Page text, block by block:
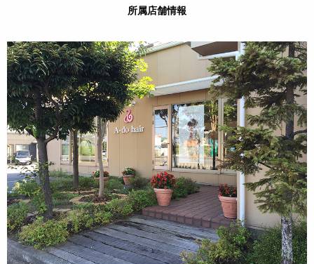
所属店舗情報